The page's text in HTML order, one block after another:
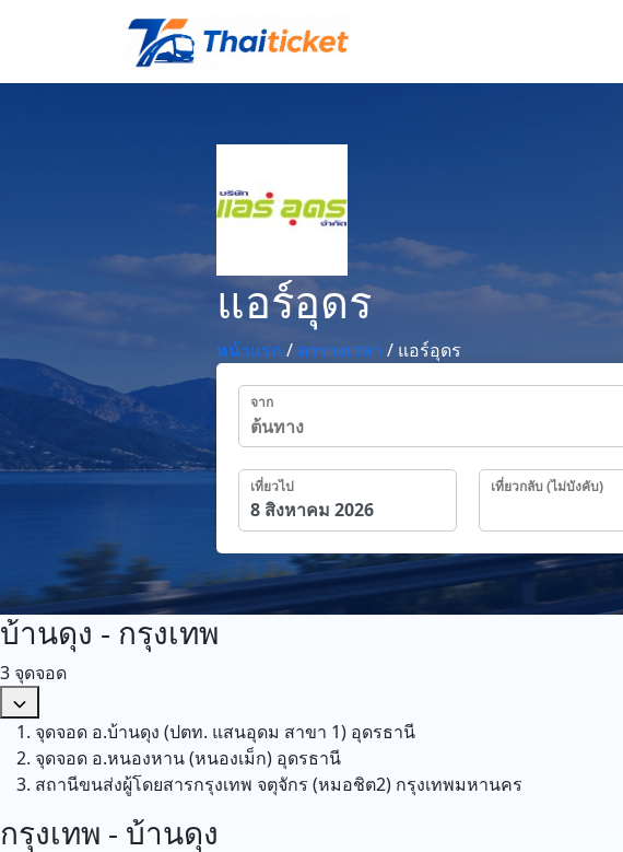
แอร์อุดร
หน้าแรก / ตารางเวลา / แอร์อุดร
จาก
เที่ยวไป เที่ยวกลับ (ไม่บังคับ)
บ้านดุง - กรุงเทพ
3 จุดจอด
จุดจอด อ.บ้านดุง (ปตท. แสนอุดม สาขา 1) อุดรธานี
จุดจอด อ.หนองหาน (หนองเม็ก) อุดรธานี
สถานีขนส่งผู้โดยสารกรุงเทพ จตุจักร (หมอชิต2) กรุงเทพมหานคร
กรุงเทพ - บ้านดุง